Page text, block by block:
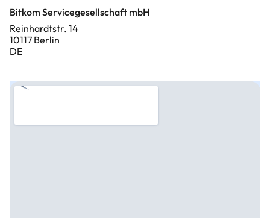
Bitkom Servicegesellschaft mbH
Reinhardtstr. 14
10117 Berlin
DE